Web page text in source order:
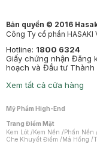
Bản quyền © 2016
Công Ty cổ phần HASAKI
Hotline: 1800 6324
Giấy chứng nhận Đăng
hoạch và Đầu tư Thành
Xem tất cả cửa hàng
Mỹ Phẩm High-End
Trang Điểm Mặt
Kem Lót /Kem Nền /Phấn Nền /
Che Khuyết Điểm /Má Hồng /